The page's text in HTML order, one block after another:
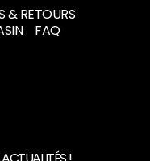
& RETOURS
FAQ